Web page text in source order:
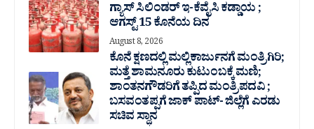
ಗ್ಯಾಸ್ ಸಿಲಿಂಡರ್ ಇ-ಕೆವೈಸಿ ಕಡ್ಡಾಯ ;
ಆಗಸ್ಟ್ 15 ಕೊನೆಯ ದಿನ
August 8, 2026
ಕೊನೆ ಕ್ಷಣದಲ್ಲಿ ಮಲ್ಲಿಕಾರ್ಜುನಗೆ ಮಂತ್ರಿಗಿರಿ;
ಮತ್ತೆ ಶಾಮನೂರು ಕುಟುಂಬಕ್ಕೆ ಮಣಿ;
ಶಾಂತನಗೌಡರಿಗೆ ತಪ್ಪಿದ ಮಂತ್ರಿ ಪದವಿ ;
ಬಸವಂತಪ್ಪಗೆ ಜಾಕ್ ಪಾಟ್- ಜಿಲ್ಲೆಗೆ ಎರಡು
ಸಚಿವ ಸ್ಥಾನ